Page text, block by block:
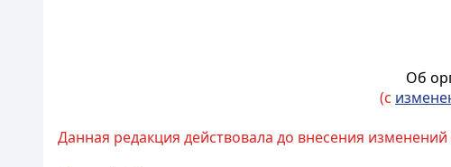
Об
(с
Данная редакция действовала до внесения изменений